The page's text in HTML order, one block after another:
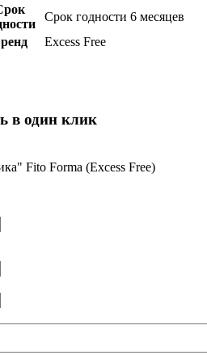
Срок годности 6 месяцев
Excess Free
в один клик
Fito Forma (Excess Free)